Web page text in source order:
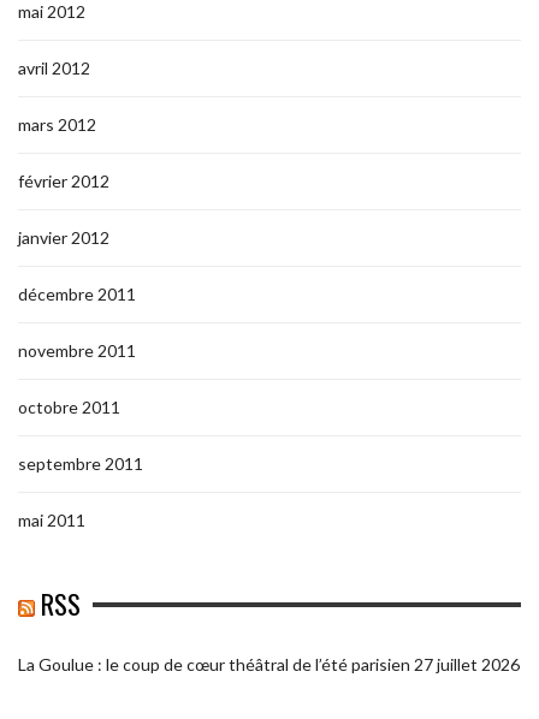
mai 2012
avril 2012
mars 2012
février 2012
janvier 2012
décembre 2011
novembre 2011
octobre 2011
septembre 2011
mai 2011
RSS
La Goulue : le coup de cœur théâtral de l’été parisien 27 juillet 2026